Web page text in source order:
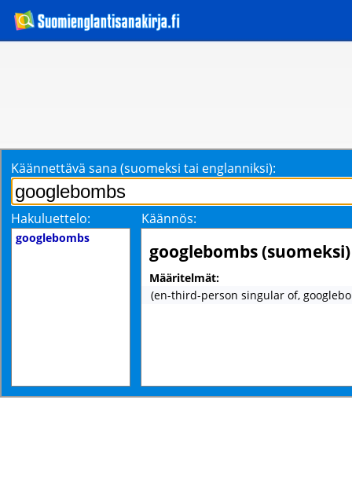
Käännettävä sana (suomeksi tai englanniksi):
Hakuluettelo: Käännös:
googlebombs
googlebombs (suomeksi)
Määritelmät:
(en-third-person singular of,